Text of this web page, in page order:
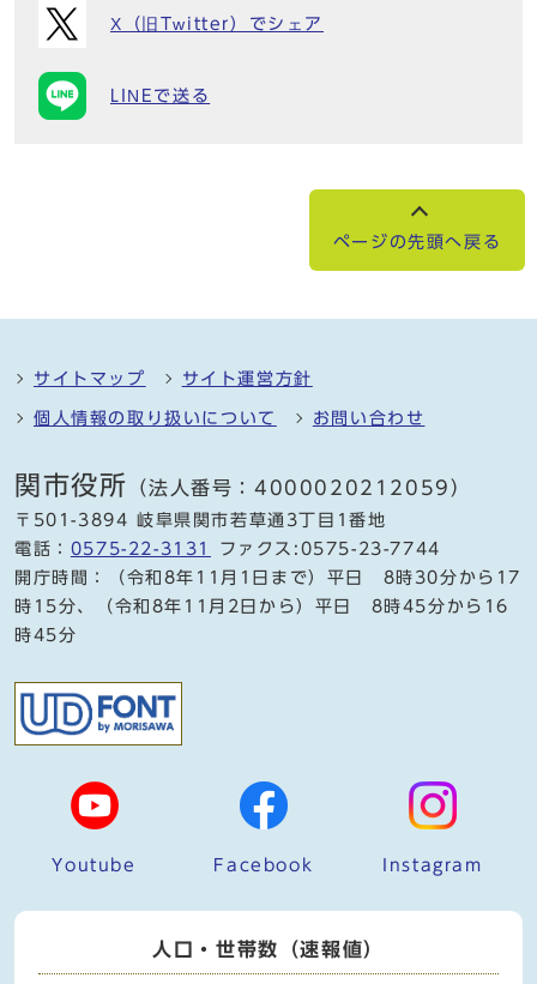
X（旧Twitter）でシェア
LINEで送る
ページの先頭へ戻る
サイトマップ サイト運営方針
個人情報の取り扱いについて お問い合わせ
関市役所 （法人番号：4000020212059）
〒501-3894 岐阜県関市若草通3丁目1番地
電話： 0575-22-3131
ファクス:0575-23-7744
開庁時間：（令和8年11月1日まで）平日 8時30分から17
時15分、（令和8年11月2日から）平日 8時45分から16
時45分
Youtube Facebook Instagram
人口・世帯数（速報値）